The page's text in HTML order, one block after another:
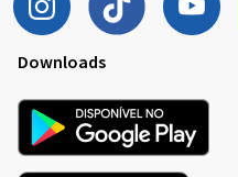
Downloads